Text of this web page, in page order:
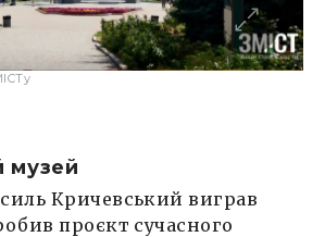
музей
Кричевський виграв
проєкт сучасного